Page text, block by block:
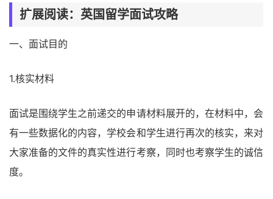
扩展阅读：英国留学面试攻略
一、面试目的
1.核实材料
面试是围绕学生之前递交的申请材料展开的，在材料中，会
有一些数据化的内容，学校会和学生进行再次的核实，来对
大家准备的文件的真实性进行考察，同时也考察学生的诚信
度。